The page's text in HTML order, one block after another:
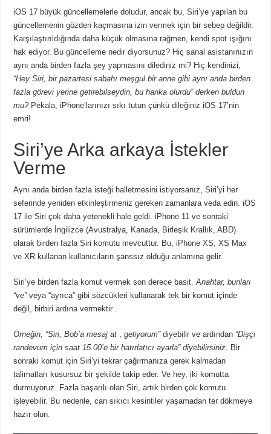
iOS 17 büyük güncellemelerle doludur, ancak bu, Siri’ye yapılan bu
güncellemenin gözden kaçmasına izin vermek için bir sebep değildir.
Karşılaştırıldığında daha küçük olmasına rağmen, kendi spot ışığını
hak ediyor. Bu güncelleme nedir diyorsunuz? Hiç sanal asistanınızın
aynı anda birden fazla şey yapmasını dilediniz mi? Hiç kendinizi,
“Hey Siri, bir pazartesi sabahı meşgul bir anne gibi aynı anda birden
fazla görevi yerine getirebilseydin, bu harika olurdu” derken buldun
mu? Pekala, iPhone’larınızı sıkı tutun çünkü dileğiniz iOS 17’nin
emri!
Siri’ye Arka arkaya İstekler
Verme
Aynı anda birden fazla isteği halletmesini istiyorsanız, Siri’yi her
seferinde yeniden etkinleştirmeniz gereken zamanlara veda edin.iOS
17 ile Siri çok daha yetenekli hale geldi.iPhone 11 ve sonraki
sürümlerde İngilizce (Avustralya, Kanada, Birleşik Krallık, ABD)
olarak birden fazla Siri komutu mevcuttur. Bu, iPhone XS, XS Max
ve XR kullanan kullanıcıların şanssız olduğu anlamına gelir.
Siri’ye birden fazla komut vermek son derece basit.Anahtar, bunları
“ve”veya “ayrıca”gibi sözcükleri kullanarak tek bir komut içinde
değil, birbiri ardına vermektir
Örneğin, “Siri, Bob’a mesaj at ,geliyorum”diyebilirve ardından “Dişçi
randevum için saat 15.00’e bir hatırlatıcı ayarla” diyebilirsiniz. Bir
sonraki komut için Siri’yi tekrar çağırmanıza gerek kalmadan
talimatları kusursuz bir şekilde takip eder.Ve hey, iki komutta
durmuyoruz. Fazla başarılı olan Siri, artık birden çok komutu
işleyebilir. Bu nedenle, can sıkıcı kesintiler yaşamadan ter dökmeye
hazır olun.